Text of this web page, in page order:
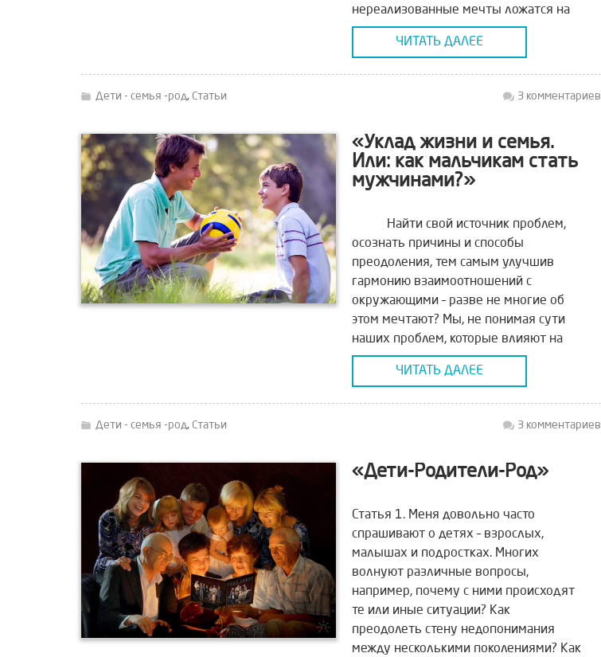
нереализованные мечты ложатся на
плечи малышей тяжким грузом. И
круг замыкается. Новые […]
ЧИТАТЬ ДАЛЕЕ
Дети - семья -род, Статьи 3 комментариев
«Уклад жизни и семья.
Или: как мальчикам стать
мужчинами?»
Найти свой источник проблем,
осознать причины и способы
преодоления, тем самым улучшив
гармонию взаимоотношений с
окружающими – разве не многие об
этом мечтают? Мы, не понимая сути
наших проблем, которые влияют на
весь уклад жизни, обречены на
бездействие или заторможенную
ЧИТАТЬ ДАЛЕЕ
Дети - семья -род, Статьи 3 комментариев
«Дети-Родители-Род»
Статья 1. Меня довольно часто
спрашивают о детях – взрослых,
малышах и подростках. Многих
волнуют различные вопросы,
например, почему с ними происходят
те или иные ситуации? Как
преодолеть стену недопонимания
между несколькими поколениями? Как